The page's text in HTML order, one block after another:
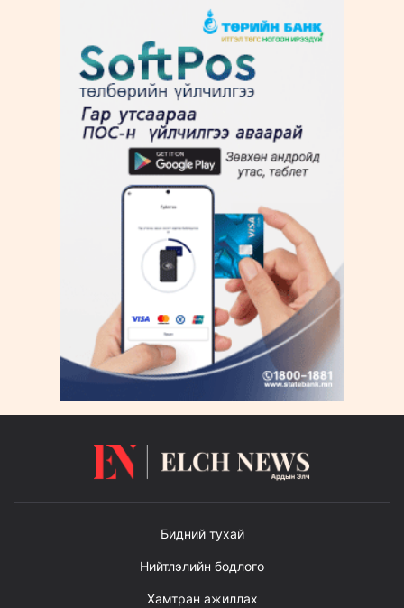
Бидний тухай
Нийтлэлийн бодлого
Хамтран ажиллах